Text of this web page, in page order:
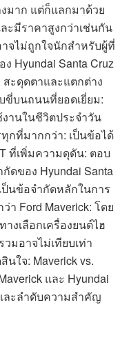
มาก แต่ก็แลกมาด้วย
ะมีราคาสูงกว่าเช่นกัน
จไม่ถูกใจนักสำหรับผู้ที่
Hyundai Santa Cruz
สะดุดตาและแตกต่าง
ขี่บนถนนที่ยอดเยี่ยม:
านในชีวิตประจำวัน
กที่มากกว่า: เป็นข้อได้
ที่เพิ่มความดุดัน: ตอบ
ดของ Hyundai Santa
ป็นข้อจำกัดหลักในการ
Ford Maverick: โดย
งเลือกเครื่องยนต์ไฮ
มอาจไม่เทียบเท่า
นใจ: Maverick vs.
และ Hyundai
ละลำดับความสำคัญ